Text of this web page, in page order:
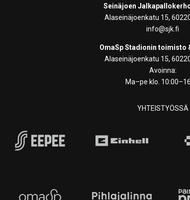
Seinäjoen
Alaseinäjoenkatu 15,
info@sjk.fi
OmaSp Stadionin toimisto
Alaseinäjoenkatu 15,
Avoinna:
Ma–pe klo.
YHTEISTYÖSSÄ